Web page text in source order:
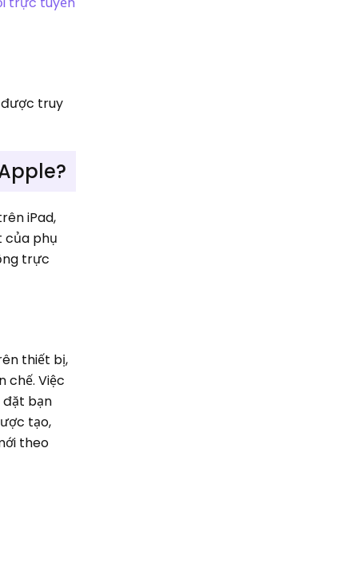
truy
iPad,
của phụ
trực
thiết bị,
chế. Việc
đặt bạn
tạo,
theo